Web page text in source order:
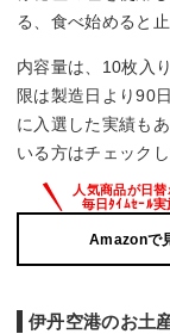
る、食べ始めると
内容量は、10枚入
限は製造日より90
に入選した実績も
いる方はチェック
Amazonで
伊丹空港のお土